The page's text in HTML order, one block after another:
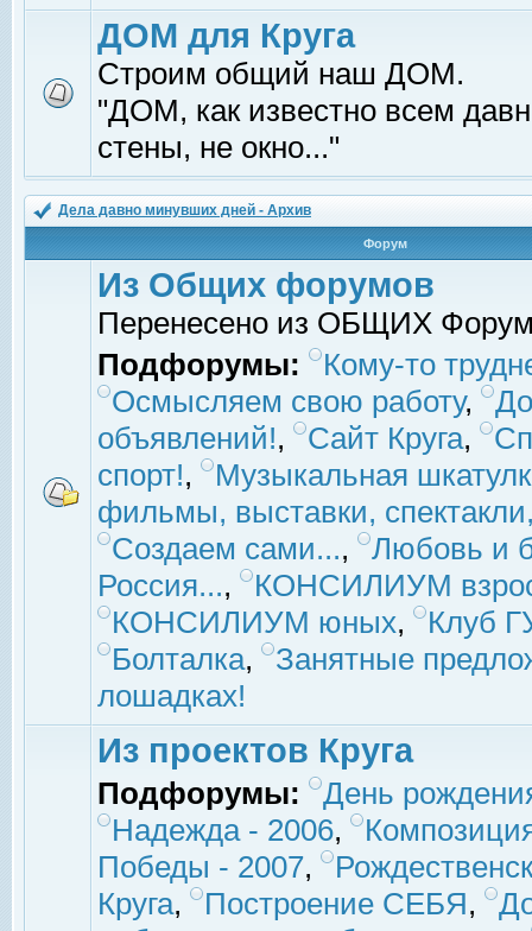
ДОМ для Круга
Строим общий наш ДОМ.
"ДОМ, как известно всем
стены, не окно..."
Дела давно минувших дней - Архив
Форум
Из Общих форумов
Перенесено из ОБЩИХ
Подфорумы:
Кому-то
Осмысляем свою работу,
объявлений!, Сайт Круга,
спорт!,
Музыкальная
фильмы, выставки,
Создаем сами...,
Любовь и
Россия...,
КОНСИЛИУМ
КОНСИЛИУМ юных,
Клуб
Болталка,
Занятные
лошадках!
Из проектов Круга
Подфорумы:
День
Надежда - 2006,
Победы - 2007,
Круга, Построение СЕБЯ,